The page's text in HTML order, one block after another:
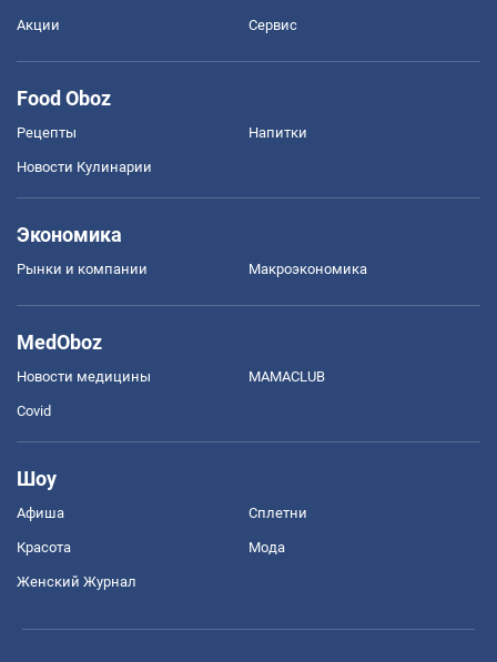
Акции Сервис
Food Oboz
Рецепты Напитки
Новости Кулинарии
Экономика
Рынки и компании Mакроэкономика
MedOboz
Новости медицины MAMACLUB
Covid
Шоу
Афиша Сплетни
Красота Мода
Женский Журнал